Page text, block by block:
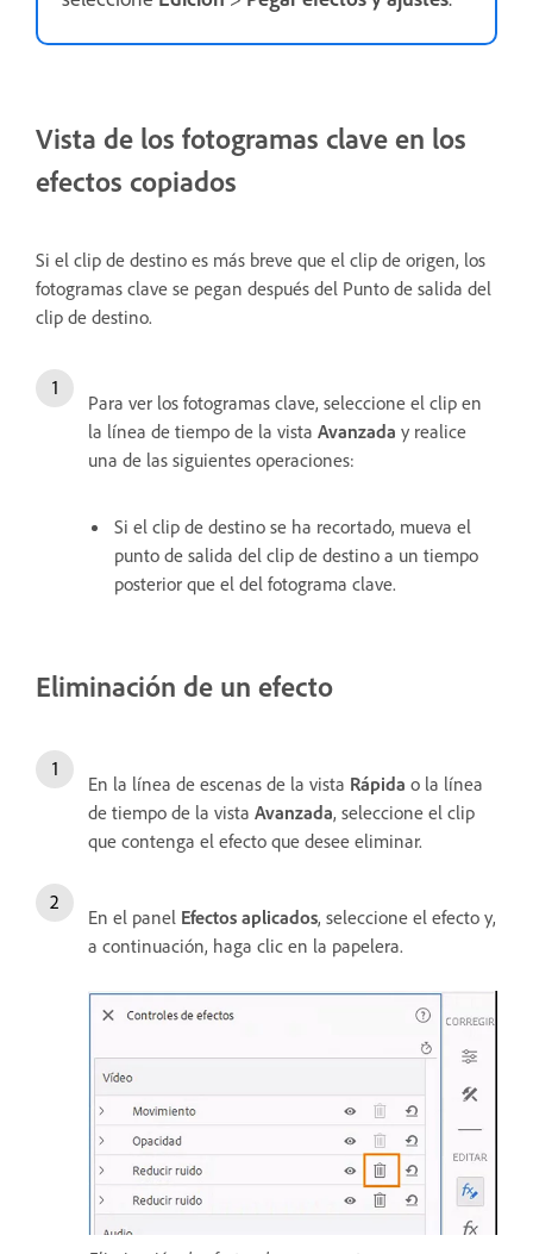
Vista de los fotogramas clave en los
efectos copiados
Si el clip de destino es más breve que el clip de origen, los
fotogramas clave se pegan después del Punto de salida del
clip de destino.
Para ver los fotogramas clave, seleccione el clip en
la línea de tiempo de la vista Avanzada y realice
una de las siguientes operaciones:
Si el clip de destino se ha recortado, mueva el
punto de salida del clip de destino a un tiempo
posterior que el del fotograma clave.
Eliminación de un efecto
En la línea de escenas de la vista Rápida o la línea
de tiempo de la vista Avanzada, seleccione el clip
que contenga el efecto que desee eliminar.
En el panel Efectos aplicados, seleccione el efecto y,
a continuación, haga clic en la papelera.